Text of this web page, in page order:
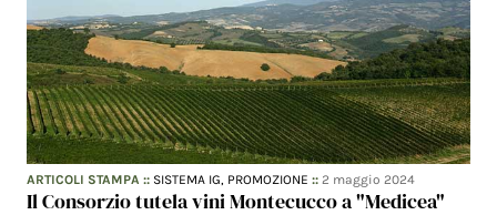
ARTICOLI STAMPA :: SISTEMA IG, PROMOZIONE ::2 maggio 2024
Il Consorzio tutela vini Montecucco a "Medicea"